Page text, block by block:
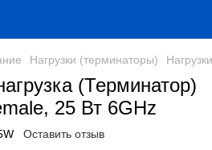
Нагрузки (терминаторы)
(Терминатор)
25 Вт 6GHz
Оставить отзыв